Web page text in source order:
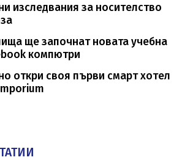
изследвания за носителство
ще започнат новата учебна
компютри
откри своя първи смарт хотел